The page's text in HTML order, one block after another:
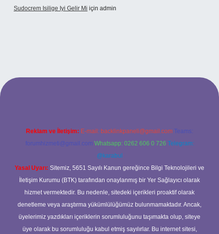
Sudocrem Isilige Iyi Gelir Mi için admin
Reklam ve İletişim: E-mail: backlinkpaneli@gmail.com Teams:
forumhizmeti@gmail.com Whatsapp: 0262 606 0 726 Telegram:
@karabul
Yasal Uyarı: Sitemiz, 5651 Sayılı Kanun gereğince Bilgi Teknolojileri ve
İletişim Kurumu (BTK) tarafından onaylanmış bir Yer Sağlayıcı olarak
hizmet vermektedir. Bu nedenle, sitedeki içerikleri proaktif olarak
denetleme veya araştırma yükümlülüğümüz bulunmamaktadır. Ancak,
üyelerimiz yazdıkları içeriklerin sorumluluğunu taşımakta olup, siteye
üye olarak bu sorumluluğu kabul etmiş sayılırlar. Bu internet sitesi,